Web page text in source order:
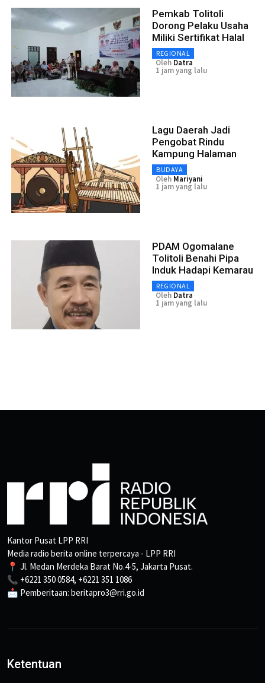
Pemkab Tolitoli
Dorong Pelaku Usaha
Miliki Sertifikat Halal
REGIONAL
Oleh Datra
1 jam yang lalu
Lagu Daerah Jadi
Pengobat Rindu
Kampung Halaman
BUDAYA
Oleh Mariyani
1 jam yang lalu
PDAM Ogomalane
Tolitoli Benahi Pipa
Induk Hadapi Kemarau
REGIONAL
Oleh Datra
1 jam yang lalu
Kantor Pusat LPP RRI
Media radio berita online terpercaya - LPP RRI
📍 Jl. Medan Merdeka Barat No.4-5, Jakarta Pusat.
📞 +6221 350 0584, +6221 351 1086
📩 Pemberitaan: beritapro3@rri.go.id
Ketentuan